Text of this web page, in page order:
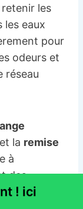
les
les eaux
pour
odeurs et
réseau
et la remise
à
des
! ici